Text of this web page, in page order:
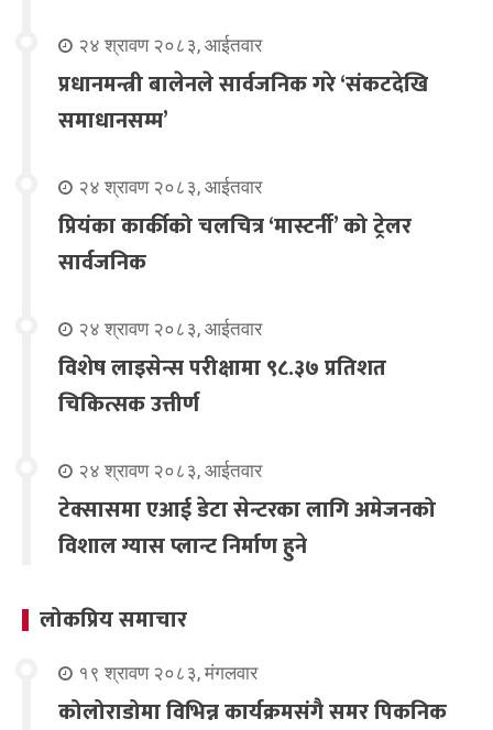
२४ श्रावण २०८३, आईतवार
प्रधानमन्त्री बालेनले सार्वजनिक गरे ‘संकटदेखि
समाधानसम्म’
२४ श्रावण २०८३, आईतवार
प्रियंका कार्कीको चलचित्र ‘मास्टर्नी’ को ट्रेलर
सार्वजनिक
२४ श्रावण २०८३, आईतवार
विशेष लाइसेन्स परीक्षामा ९८.३७ प्रतिशत
चिकित्सक उत्तीर्ण
२४ श्रावण २०८३, आईतवार
टेक्सासमा एआई डेटा सेन्टरका लागि अमेजनको
विशाल ग्यास प्लान्ट निर्माण हुने
लोकप्रिय समाचार
१९ श्रावण २०८३, मंगलवार
कोलोराडोमा विभिन्न कार्यक्रमसंगै समर पिकनिक